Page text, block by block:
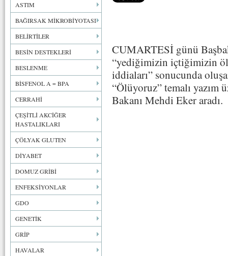
ASTIM
BAĞIRSAK MİKROBİYOTASI
BELİRTİLER
BESİN DESTEKLERİ
BESLENME
BİSFENOL A = BPA
CERRAHİ
ÇEŞİTLİ AKCİĞER
HASTALIKLARI
ÇÖLYAK GLUTEN
DİYABET
DOMUZ GRİBİ
ENFEKSİYONLAR
GDO
GENETİK
GRİP
HAVALAR
CUMARTESİ günü
“yediğimizin içtiğimizin
iddiaları” sonucunda
“Ölüyoruz” temalı yazım
Bakanı Mehdi Eker aradı.